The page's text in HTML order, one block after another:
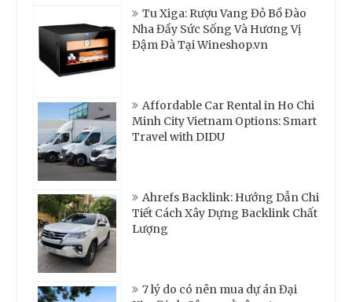
Tu Xiga: Rượu Vang Đỏ Bồ Đào
Nha Đầy Sức Sống Và Hương Vị
Đậm Đà Tại Wineshop.vn
Affordable Car Rental in Ho Chi
Minh City Vietnam Options: Smart
Travel with DIDU
Ahrefs Backlink: Hướng Dẫn Chi
Tiết Cách Xây Dựng Backlink Chất
Lượng
7 lý do có nên mua dự án Đại